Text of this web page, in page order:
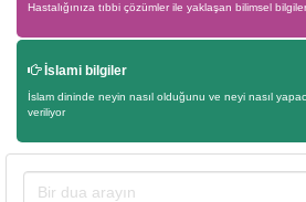
Hastalığınıza tıbbi çözümler ile yaklaşan bilimsel
İslami bilgiler
İslam dininde neyin nasıl olduğunu ve neyi nasıl
veriliyor